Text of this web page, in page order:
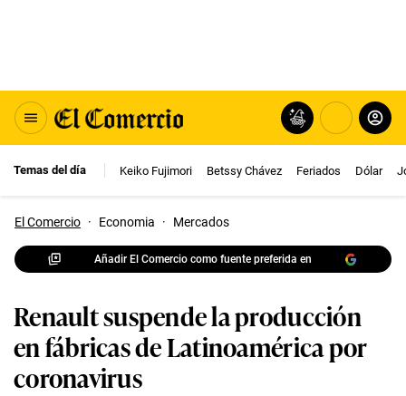
Temas del día Keiko Fujimori Betssy Chávez Feriados Dólar
El Comercio · Economia · Mercados
Añadir El Comercio como fuente preferida en
Renault suspende la producción
en fábricas de Latinoamérica por
coronavirus